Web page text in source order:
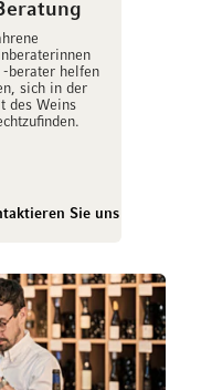
-berater helfen
sich in der
des Weins
Sie uns